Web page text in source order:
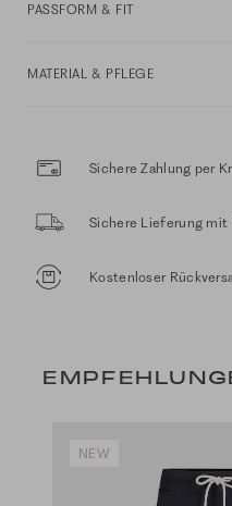
PASSFORM & FIT
MATERIAL & PFLEGE
Sichere Zahlung per
Sichere Lieferung mit
Kostenloser
NEW